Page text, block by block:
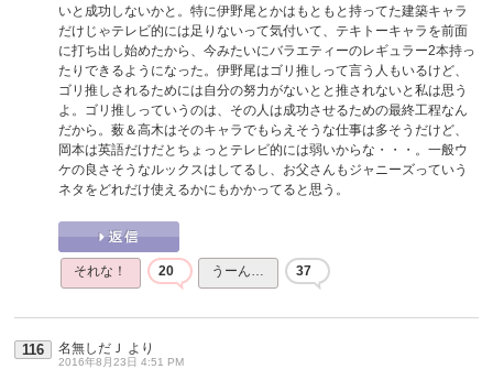
いと成功しないかと。特に伊野尾とかはもともと持ってた建築キャラ
だけじゃテレビ的には足りないって気付いて、テキトーキャラを前面
に打ち出し始めたから、今みたいにバラエティーのレギュラー2本持っ
たりできるようになった。伊野尾はゴリ推しって言う人もいるけど、
ゴリ推しされるためには自分の努力がないとと推されないと私は思う
よ。ゴリ推しっていうのは、その人は成功させるための最終工程なん
だから。薮＆高木はそのキャラでもらえそうな仕事は多そうだけど、
岡本は英語だけだとちょっとテレビ的には弱いからな・・・。一般ウ
ケの良さそうなルックスはしてるし、お父さんもジャニーズっていう
ネタをどれだけ使えるかにもかかってると思う。
それな！ 20 うーん… 37
116 名無しだＪ より
2016年8月23日 4:51 PM